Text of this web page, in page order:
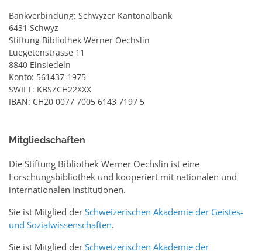
Bankverbindung: Schwyzer Kantonalbank
6431 Schwyz
Stiftung Bibliothek Werner Oechslin
Luegetenstrasse 11
8840 Einsiedeln
Konto: 561437-1975
SWIFT: KBSZCH22XXX
IBAN: CH20 0077 7005 6143 7197 5
Mitgliedschaften
Die Stiftung Bibliothek Werner Oechslin ist eine
Forschungsbibliothek und kooperiert mit nationalen und
internationalen Institutionen.
Sie ist Mitglied der Schweizerischen Akademie der Geistes-
und Sozialwissenschaften.
Sie ist Mitglied der Schweizerischen Akademie der